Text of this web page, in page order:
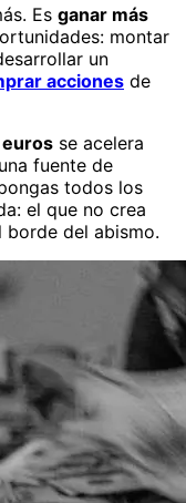
Es ganar más
montar
un
acciones de
se acelera
fuente de
todos los
el que no crea
borde del abismo.